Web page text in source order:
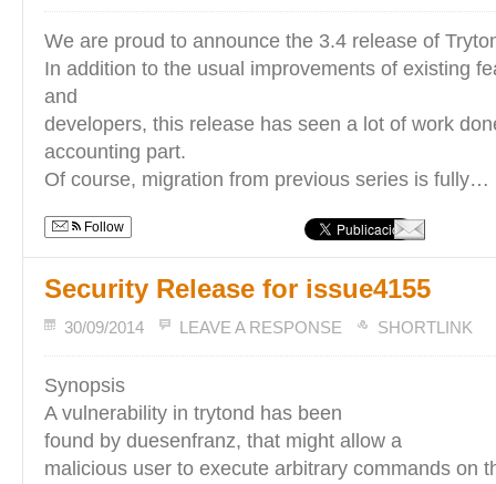
We are proud to announce the 3.4 release of
In addition to the usual improvements of existing
and
developers, this release has seen a lot of work
accounting part.
Of course, migration from previous series is fully…
Follow
Security Release for issue4155
30/09/2014 LEAVE A RESPONSE SHORTLINK
Synopsis
A vulnerability in trytond has been
found by duesenfranz, that might allow a
malicious user to execute arbitrary commands on